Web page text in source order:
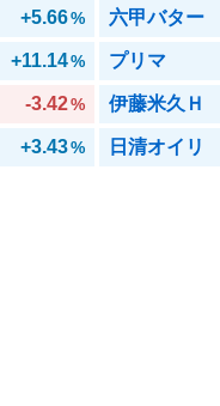
+5.66% 六甲バター
+11.14% プリマ
-3.42% 伊藤米久Ｈ
+3.43% 日清オイリ